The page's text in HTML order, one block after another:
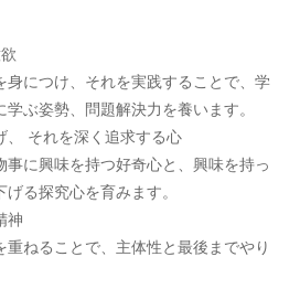
身につけ、それを実践することで、学
ぶ姿勢、問題解決力を養います。
、 それを深く追求する心
に興味を持つ好奇心と、興味を持っ
る探究心を育みます。
神
ねることで、主体性と最後までやり